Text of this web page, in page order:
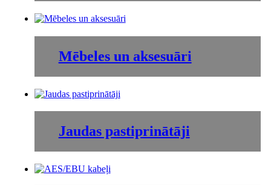
Mēbeles un aksesuāri
Jaudas pastiprinātāji